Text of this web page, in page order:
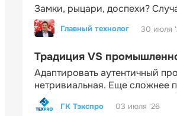
Замки, рыцари, доспехи?
Главный технолог 30 июля
Традиция VS
Адаптировать аутентичный
нетривиальная. Еще сложнее
ГК Тэкспро 03 июля '26